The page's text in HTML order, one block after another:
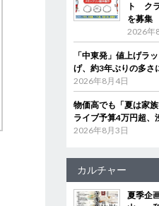
ト ク
を募集
2026年
「中東発」値上げラ
げ、約3年ぶりの多さ
2026年8月4日
物価高でも「夏は家
ライブ予算4万円超、
2026年8月3日
カルチャー
夏季企